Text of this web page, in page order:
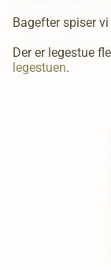
Bagefter spiser
Der er legestue
legestuen.